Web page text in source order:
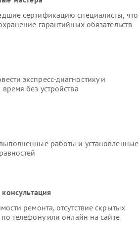
сертификацию специалисты, что
гарантийных обязательств
экспресс-диагностику и
без устройства
работы и установленные
ремонта, отсутствие скрытых
телефону или онлайн на сайте